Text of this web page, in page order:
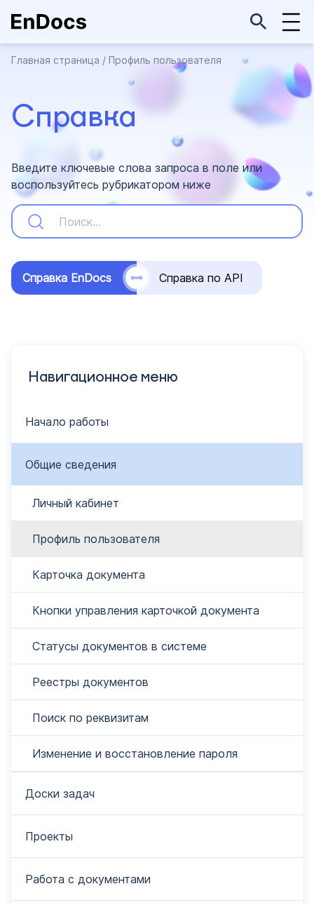
Главная страница / Профиль пользователя
Справка
Введите ключевые слова запроса в поле или
воспользуйтесь рубрикатором ниже
Справка EnDocs Справка по API
Навигационное меню
Начало работы
Общие сведения
Личный кабинет
Профиль пользователя
Карточка документа
Кнопки управления карточкой документа
Статусы документов в системе
Реестры документов
Поиск по реквизитам
Изменение и восстановление пароля
Доски задач
Проекты
Работа с документами